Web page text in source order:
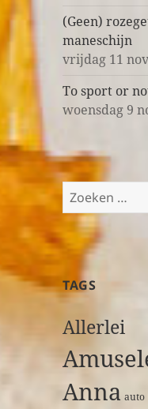
(Geen)
maneschijn
vrijdag 11
To sport or
woensdag 9
Z
o
k
n
a
r
TAGS
Allerlei
Anna auto